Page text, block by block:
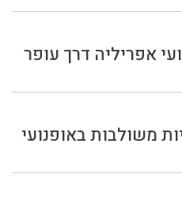
אפריליה דרך עופר
משולבות באופנועי